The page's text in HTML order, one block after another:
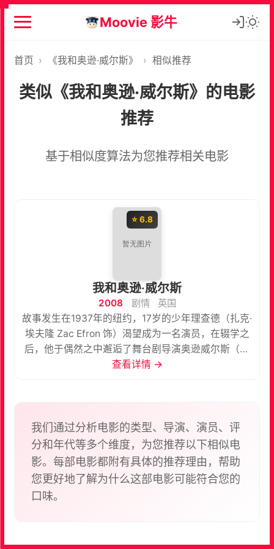
Moovie 影牛
首页 › 《我和奥逊·威尔斯》 › 相似推荐
类似《我和奥逊·威尔斯》的电影
推荐
基于相似度算法为您推荐相关电影
⭐ 6.8
我和奥逊·威尔斯
2008 剧情
英国
故事发生在1937年的纽约，17岁的少年理查德（扎克·
埃夫隆 Zac Efron 饰）渴望成为一名演员，在辍学之
后，他于偶然之中邂逅了舞台剧导演奥逊威尔斯（克
里斯蒂安·麦凯 Christian McKay 饰），就此加入了他
德很快就坠入了情网之中。可是，桑尼亚却表示她已
经和威尔斯在一起了。直到这时，理查德才明白过
来，原来桑尼亚为了得到女主演的位置出卖了自己的
身体。在大闹了一番之后，理查德被赶出了剧组。
查看详情 →
我们通过分析电影的类型、导演、演员、评
分和年代等多个维度，为您推荐以下相似电
影。每部电影都附有具体的推荐理由，帮助
您更好地了解为什么这部电影可能符合您的
口味。